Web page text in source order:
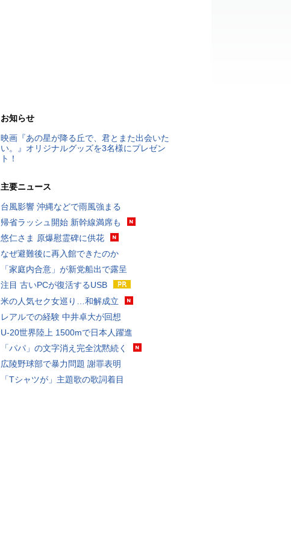
お知らせ
映画『あの星が降る丘で、君とまた出会いた
い。』オリジナルグッズを3名様にプレゼン
ト！
主要ニュース
台風影響 沖縄などで雨風強まる
帰省ラッシュ開始 新幹線満席も
悠仁さま 原爆慰霊碑に供花
なぜ避難後に再入館できたのか
「家庭内合意」が新党船出で露呈
注目 古いPCが復活するUSB
米の人気セク女巡り…和解成立
レアルでの経験 中井卓大が回想
U-20世界陸上 1500mで日本人躍進
「パパ」の文字消え完全沈黙続く
広陵野球部で暴力問題 謝罪表明
「Tシャツが」主題歌の歌詞着目